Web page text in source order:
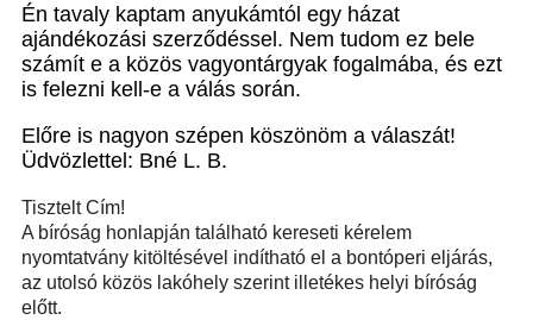
Én tavaly kaptam anyukámtól egy házat
ajándékozási szerződéssel. Nem tudom ez bele
számít e a közös vagyontárgyak fogalmába, és ezt
is felezni kell-e a válás során.
Előre is nagyon szépen köszönöm a válaszát!
Üdvözlettel: Bné L. B.
Tisztelt Cím!
A bíróság honlapján található kereseti kérelem
nyomtatvány kitöltésével indítható el a bontóperi eljárás,
az utolsó közös lakóhely szerint illetékes helyi bíróság
előtt.